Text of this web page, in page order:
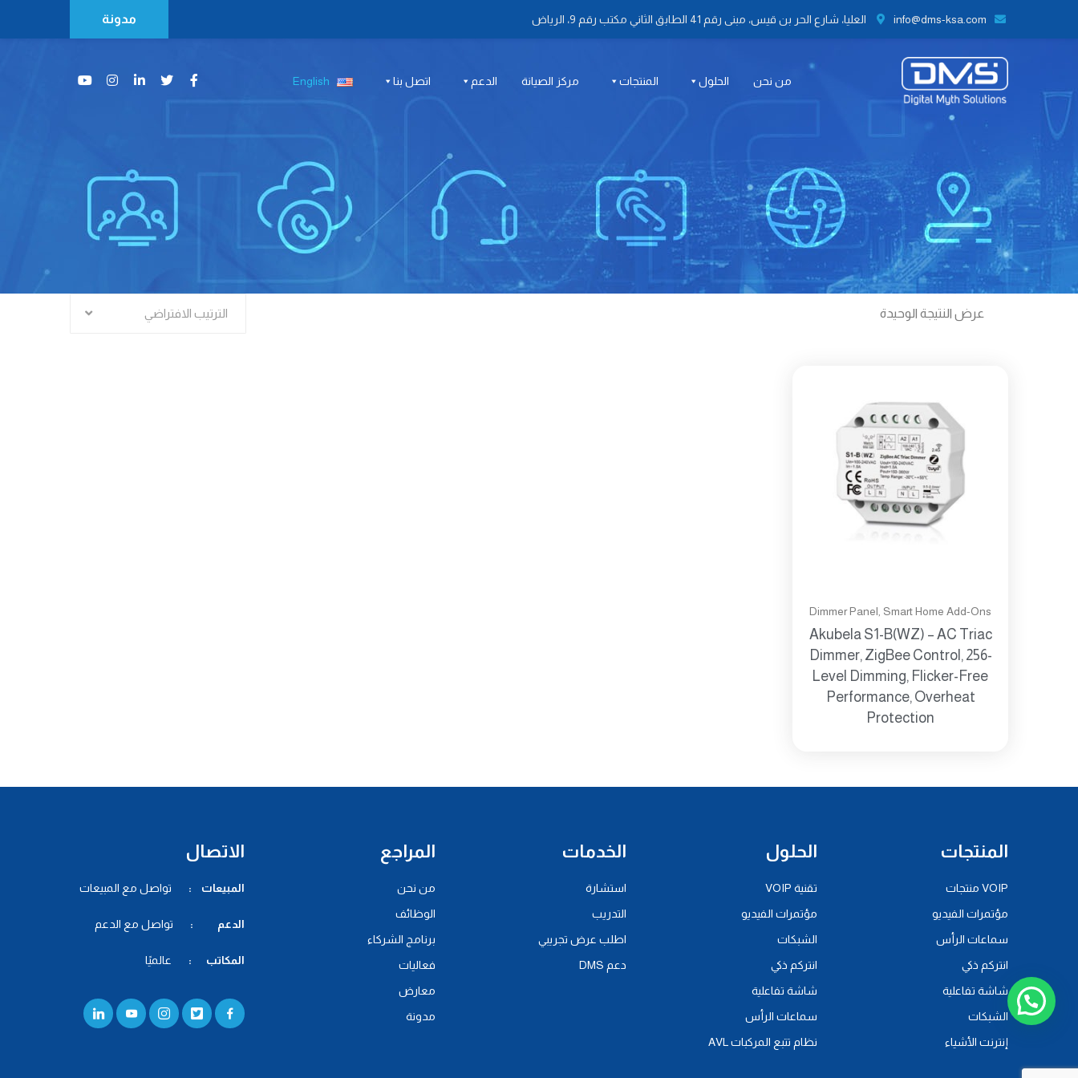
info@dms-ksa.com العليا، شارع الحر بن قيس، مبنى رقم 41 الطابق الثاني مكتب رقم 9، الرياض مدونة
من نحن الحلول المنتجات مركز الصيانة الدعم اتصل بنا English
عرض النتيجة الوحيدة الترتيب الافتراضي
Dimmer Panel Smart Home Add-Ons
Akubela S1-B(WZ) – AC Triac
Dimmer, ZigBee Control, 256-
Level Dimming, Flicker-Free
Performance, Overheat
Protection
المنتجات
VOIP منتجات
مؤتمرات الفيديو
سماعات الرأس
انتركم ذكي
شاشة تفاعلية
الشبكات
إنترنت الأشياء
الحلول
تقنية VOIP
مؤتمرات الفيديو
الشبكات
انتركم ذكي
شاشة تفاعلية
سماعات الرأس
نظام تتبع المركبات AVL
الخدمات
استشارة
التدريب
اطلب عرض تجريبي
دعم DMS
المراجع
من نحن
الوظائف
برنامج الشركاء
فعاليات
معارض
مدونة
الاتصال
المبيعات : تواصل مع المبيعات
الدعم : تواصل مع الدعم
المكاتب : عالميًا